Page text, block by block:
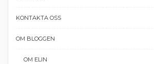
KONTAKTA OSS
OM BLOGGEN
OM ELIN